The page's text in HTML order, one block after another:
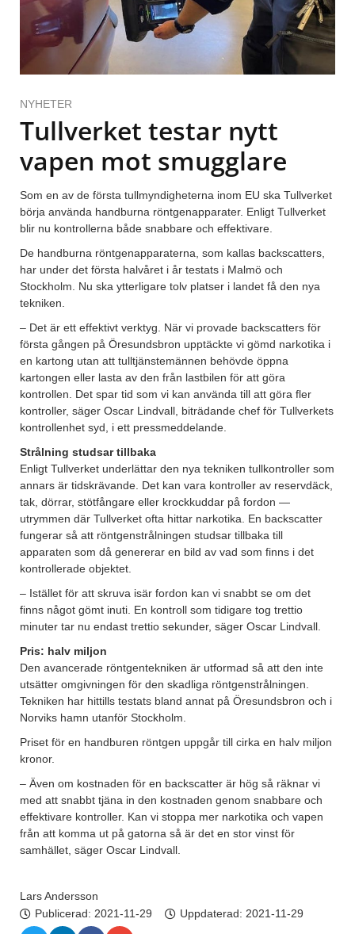
NYHETER
Tullverket testar nytt
vapen mot smugglare
Som en av de första tullmyndigheterna inom EU ska Tullverket
börja använda handburna röntgenapparater. Enligt Tullverket
blir nu kontrollerna både snabbare och effektivare.
De handburna röntgenapparaterna, som kallas backscatters,
har under det första halvåret i år testats i Malmö och
Stockholm. Nu ska ytterligare tolv platser i landet få den nya
tekniken.
– Det är ett effektivt verktyg. När vi provade backscatters för
första gången på Öresundsbron upptäckte vi gömd narkotika i
en kartong utan att tulltjänstemännen behövde öppna
kartongen eller lasta av den från lastbilen för att göra
kontrollen. Det spar tid som vi kan använda till att göra fler
kontroller, säger Oscar Lindvall, biträdande chef för Tullverkets
kontrollenhet syd, i ett pressmeddelande.
Strålning studsar tillbaka
Enligt Tullverket underlättar den nya tekniken tullkontroller som
annars är tidskrävande. Det kan vara kontroller av reservdäck,
tak, dörrar, stötfångare eller krockkuddar på fordon —
utrymmen där Tullverket ofta hittar narkotika. En backscatter
fungerar så att röntgenstrålningen studsar tillbaka till
apparaten som då genererar en bild av vad som finns i det
kontrollerade objektet.
– Istället för att skruva isär fordon kan vi snabbt se om det
finns något gömt inuti. En kontroll som tidigare tog trettio
minuter tar nu endast trettio sekunder, säger Oscar Lindvall.
Pris: halv miljon
Den avancerade röntgentekniken är utformad så att den inte
utsätter omgivningen för den skadliga röntgenstrålningen.
Tekniken har hittills testats bland annat på Öresundsbron och i
Norviks hamn utanför Stockholm.
Priset för en handburen röntgen uppgår till cirka en halv miljon
kronor.
– Även om kostnaden för en backscatter är hög så räknar vi
med att snabbt tjäna in den kostnaden genom snabbare och
effektivare kontroller. Kan vi stoppa mer narkotika och vapen
från att komma ut på gatorna så är det en stor vinst för
samhället, säger Oscar Lindvall.
Lars Andersson
Publicerad: 2021-11-29 Uppdaterad: 2021-11-29